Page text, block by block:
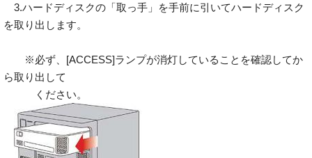
3.ハードディスクの「取っ手」を手前に引いてハードディスク
を取り出します。
※必ず、[ACCESS]ランプが消灯していることを確認してか
ら取り出して
ください。